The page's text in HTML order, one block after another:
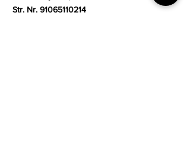
Str. Nr. 91065110214